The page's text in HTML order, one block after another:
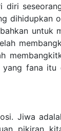
dihidupkan
untuk
fana
Jiwa